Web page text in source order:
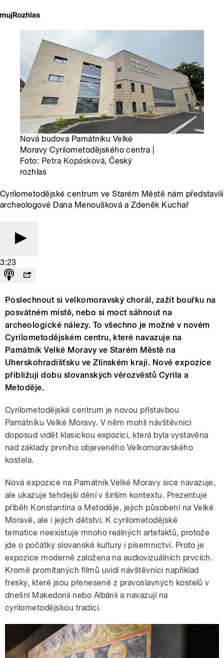
Nová budova Památníku Velké
Moravy Cyrilometodějského centra |
Foto: Petra Kopásková, Český
rozhlas
Cyrilometodějské centrum ve Starém Městě nám představili
archeologové Dana Menoušková a Zdeněk Kuchař
3:23
Poslechnout si velkomoravský chorál, zažít bouřku na
posvátném místě, nebo si moct sáhnout na
archeologické nálezy. To všechno je možné v novém
Cyrilometodějském centru, které navazuje na
Památník Velké Moravy ve Starém Městě na
Uherskohradišťsku ve Zlínském kraji. Nové expozice
přibližují dobu slovanských věrozvěstů Cyrila a
Metoděje.
Cyrilometodějské centrum je novou přístavbou
Památníku Velké Moravy. V něm mohli návštěvníci
doposud vidět klasickou expozici, která byla vystavěna
nad základy prvního objeveného Velkomoravského
kostela.
Nová expozice na Památník Velké Moravy sice navazuje,
ale ukazuje tehdejší dění v širším kontextu. Prezentuje
příběh Konstantina a Metoděje, jejich působení na Velké
Moravě, ale i jejich dětství. K cyrilometodějské
tematice neexistuje mnoho reálných artefaktů, protože
jde o počátky slovanské kultury i písemnictví. Proto je
expozice moderně založena na audiovizuálních prvcích.
Kromě promítaných filmů uvidí návštěvníci například
fresky, které jsou přenesené z pravoslavných kostelů v
dnešní Makedonii nebo Albánii a navazují na
cyrilometodějskou tradici.